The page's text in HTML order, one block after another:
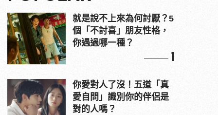
就是說不上來為何討厭？5
個「不討喜」朋友性格，
你遇過哪一種？
1
你愛對人了沒！五道「真
愛自問」識別你的伴侶是
對的人嗎？